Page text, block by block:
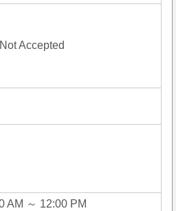
Accepted
AM ～ 12:00 PM